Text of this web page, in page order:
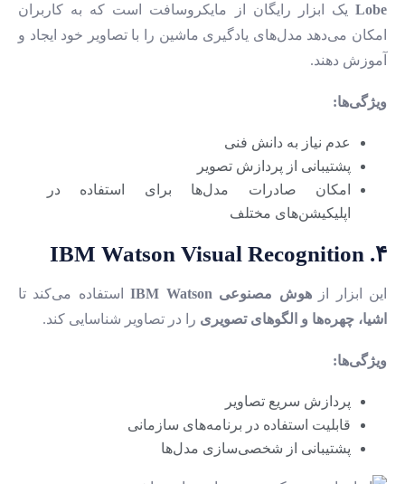
Lobe یک ابزار رایگان از مایکروسافت است که به کاربران
امکان می‌دهد مدل‌های یادگیری ماشین را با تصاویر خود ایجاد و
آموزش دهند.
ویژگی‌ها:
عدم نیاز به دانش فنی
پشتیبانی از پردازش تصویر
امکان صادرات مدل‌ها برای استفاده در
اپلیکیشن‌های مختلف
۴. IBM Watson Visual Recognition
این ابزار ازهوش مصنوعی IBM Watson
استفاده می‌کند تا
اشیا، چهره‌ها و الگوهای تصویری را در تصاویر شناسایی کند.
ویژگی‌ها:
پردازش سریع تصاویر
قابلیت استفاده در برنامه‌های سازمانی
پشتیبانی از شخصی‌سازی مدل‌ها